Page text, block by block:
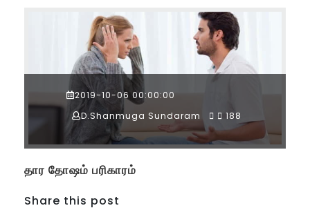
2019-10-06 00:00:00
D.Shanmuga Sundaram
188
தார தோஷம் பரிகாரம்
Share this post